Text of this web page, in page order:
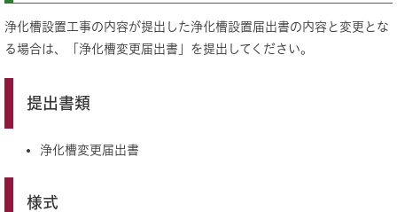
浄化槽設置工事の内容が提出した浄化槽設置届出書の内容と変更とな
る場合は、「浄化槽変更届出書」を提出してください。
提出書類
浄化槽変更届出書
様式